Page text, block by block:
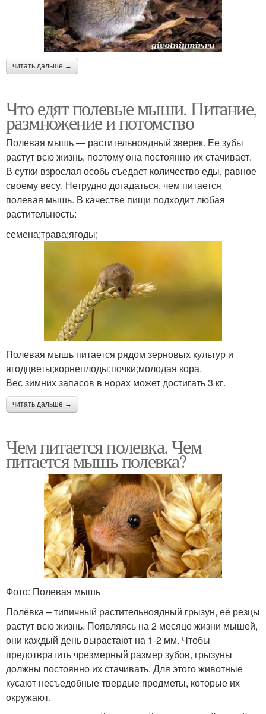
читать дальше →
Что едят полевые мыши. Питание,
размножение и потомство
Полевая мышь — растительноядный зверек. Ее зубы
растут всю жизнь, поэтому она постоянно их стачивает.
В сутки взрослая особь съедает количество еды, равное
своему весу. Нетрудно догадаться, чем питается
полевая мышь. В качестве пищи подходит любая
растительность:
семена;трава;ягоды;
Полевая мышь питается рядом зерновых культур и
ягодцветы;корнеплоды;почки;молодая кора.
Вес зимних запасов в норах может достигать 3 кг.
читать дальше →
Чем питается полевка. Чем
питается мышь полевка?
Фото: Полевая мышь
Полёвка – типичный растительноядный грызун, её резцы
растут всю жизнь. Появляясь на 2 месяце жизни мышей,
они каждый день вырастают на 1-2 мм. Чтобы
предотвратить чрезмерный размер зубов, грызуны
должны постоянно их стачивать. Для этого животные
кусают несъедобные твердые предметы, которые их
окружают.